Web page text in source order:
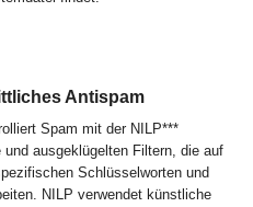
Antispam
Spam mit der NILP***
und ausgeklügelten Filtern, die auf
Schlüsselworten und
NILP verwendet künstliche